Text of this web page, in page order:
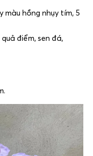
màu hồng nhụy tím, 5
điểm, sen đá,